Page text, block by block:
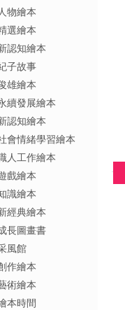
物繪本
選繪本
認知繪本
子故事
雄繪本
續發展繪本
認知繪本
會情緒學習繪本
人工作繪本
戲繪本
識繪本
經典繪本
長圖畫書
風館
作繪本
術繪本
本時間